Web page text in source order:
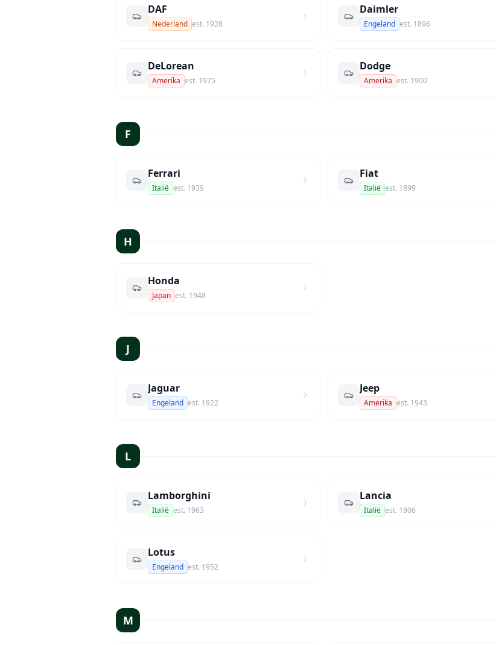
DAF
Nederland est. 1928
Daimler
Engeland est. 1896
DeLorean
Amerika est. 1975
Dodge
Amerika est. 1900
F
Ferrari
Italië est. 1939
Fiat
Italië est. 1899
H
Honda
Japan est. 1948
J
Jaguar
Engeland est. 1922
Jeep
Amerika est. 1943
L
Lamborghini
Italië est. 1963
Lancia
Italië est. 1906
Lotus
Engeland est. 1952
M